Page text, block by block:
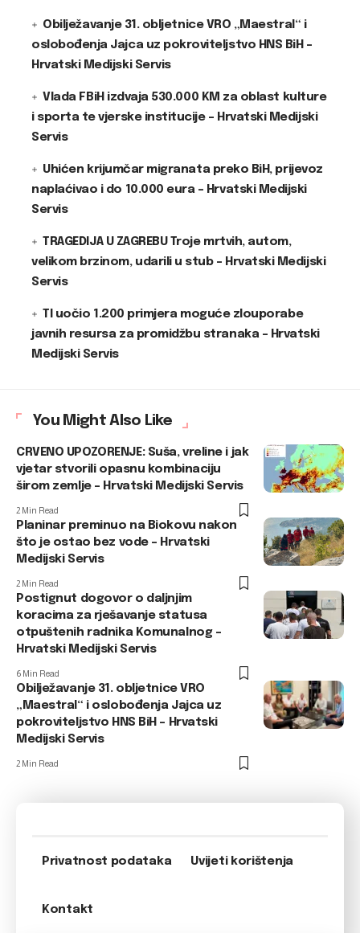
Obilježavanje 31. obljetnice VRO „Maestral“ i
oslobođenja Jajca uz pokroviteljstvo HNS BiH –
Hrvatski Medijski Servis
Vlada FBiH izdvaja 530.000 KM za oblast kulture
i sporta te vjerske institucije – Hrvatski Medijski
Servis
Uhićen krijumčar migranata preko BiH, prijevoz
naplaćivao i do 10.000 eura – Hrvatski Medijski
Servis
TRAGEDIJA U ZAGREBU Troje mrtvih, autom,
velikom brzinom, udarili u stub – Hrvatski Medijski
Servis
TI uočio 1.200 primjera moguće zlouporabe
javnih resursa za promidžbu stranaka – Hrvatski
Medijski Servis
You Might Also Like
CRVENO UPOZORENJE: Suša, vreline i jak
vjetar stvorili opasnu kombinaciju
širom zemlje – Hrvatski Medijski Servis
2 Min Read
Planinar preminuo na Biokovu nakon
što je ostao bez vode – Hrvatski
Medijski Servis
2 Min Read
Postignut dogovor o daljnjim
koracima za rješavanje statusa
otpuštenih radnika Komunalnog –
Hrvatski Medijski Servis
6 Min Read
Obilježavanje 31. obljetnice VRO
„Maestral“ i oslobođenja Jajca uz
pokroviteljstvo HNS BiH – Hrvatski
Medijski Servis
2 Min Read
Privatnost podataka Uvijeti korištenja
Kontakt